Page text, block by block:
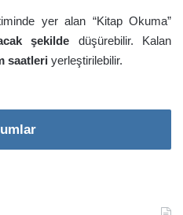
yer alan “Kitap Okuma”
şekilde düşürebilir. Kalan
saatleri yerleştirilebilir.